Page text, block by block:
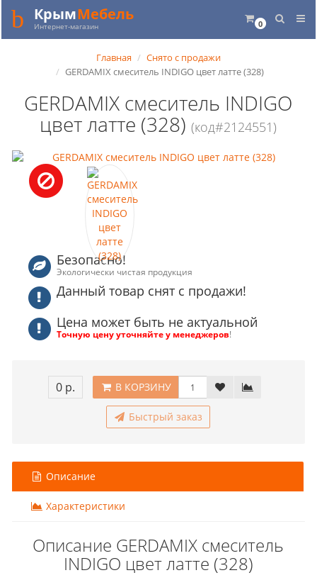
0
КрымМебель
Интернет-магазин
Главная
Снято с продажи
GERDAMIX смеситель INDIGO цвет латте (328)
GERDAMIX смеситель INDIGO
цвет латте (328)(код#2124551)
Безопасно!
Экологически чистая продукция
Данный товар снят с продажи!
Цена может быть не актуальной
Точную цену уточняйте у менеджеров!
0 р. В КОРЗИНУ
Быстрый заказ
Описание
Характеристики
Описание GERDAMIX смеситель
INDIGO цвет латте (328)